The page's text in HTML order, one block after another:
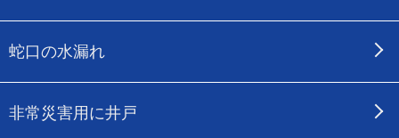
蛇口の水漏れ
非常災害用に井戸